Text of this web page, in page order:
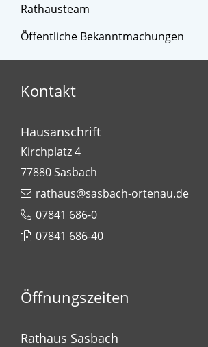
Rathausteam
Öffentliche Bekanntmachungen
Kontakt
Hausanschrift
Kirchplatz 4
77880Sasbach
rathaus@sasbach-ortenau.de
07841 686-0
07841 686-40
Öffnungszeiten
Rathaus Sasbach